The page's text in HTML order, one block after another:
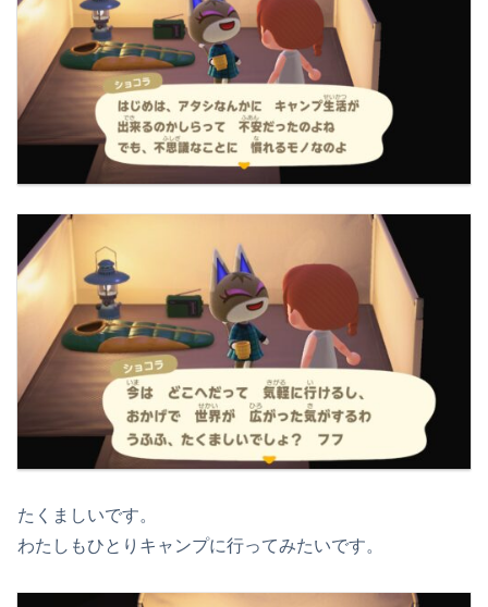
たくましいです。
わたしもひとりキャンプに行ってみたいです。